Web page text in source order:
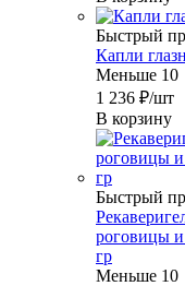
Быстрый
Капли
Меньше 10
1 236 ₽/шт
В корзину
Быстрый
роговицы
гр
Меньше 10